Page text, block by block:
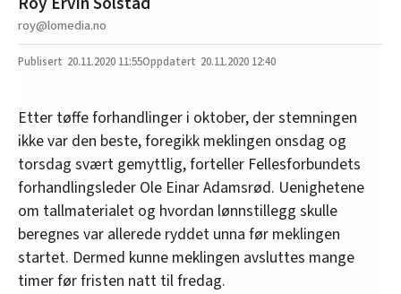
roy@lomedia.no
20.11.2020 11:55 20.11.2020 12:40
Etter tøffe forhandlinger i oktober, der stemningen
ikke var den beste, foregikk meklingen onsdag og
torsdag svært gemyttlig, forteller Fellesforbundets
forhandlingsleder Ole Einar Adamsrød. Uenighetene
om tallmaterialet og hvordan lønnstillegg skulle
beregnes var allerede ryddet unna før meklingen
startet. Dermed kunne meklingen avsluttes mange
timer før fristen natt til fredag.